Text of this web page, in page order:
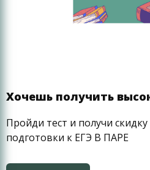
Хочешь получить
Пройди тест и получи скидку
подготовки к ЕГЭ В ПАРЕ